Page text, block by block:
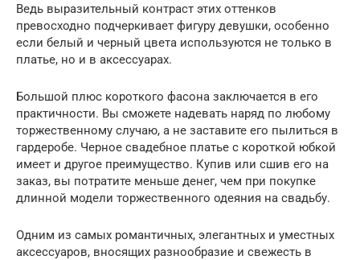
Ведь выразительный контраст этих оттенков
превосходно подчеркивает фигуру девушки, особенно
если белый и черный цвета используются не только в
платье, но и в аксессуарах.
Большой плюс короткого фасона заключается в его
практичности. Вы сможете надевать наряд по любому
торжественному случаю, а не заставите его пылиться в
гардеробе. Черное свадебное платье с короткой юбкой
имеет и другое преимущество. Купив или сшив его на
заказ, вы потратите меньше денег, чем при покупке
длинной модели торжественного одеяния на свадьбу.
Одним из самых романтичных, элегантных и уместных
аксессуаров, вносящих разнообразие и свежесть в